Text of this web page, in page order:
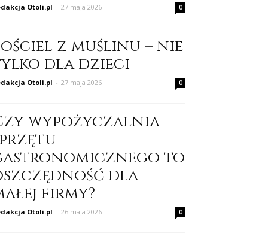
Otoli.pl - 27 maja 2026 0
z muślinu – nie
dla dzieci
Otoli.pl - 27 maja 2026 0
wypożyczalnia
to
dla
firmy?
Otoli.pl - 26 maja 2026 0